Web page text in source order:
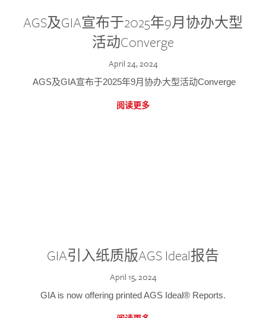
AGS及GIA宣布于2025年9月协办大型
活动Converge
April 24, 2024
AGS及GIA宣布于2025年9月协办大型活动Converge
阅读更多
GIA引入纸质版AGS Ideal报告
April 15, 2024
GIA is now offering printed AGS Ideal® Reports.